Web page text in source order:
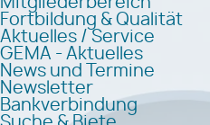
Fortbildung & Qualität
Aktuelles / Service
GEMA - Aktuelles
News und Termine
Newsletter
Bankverbindung